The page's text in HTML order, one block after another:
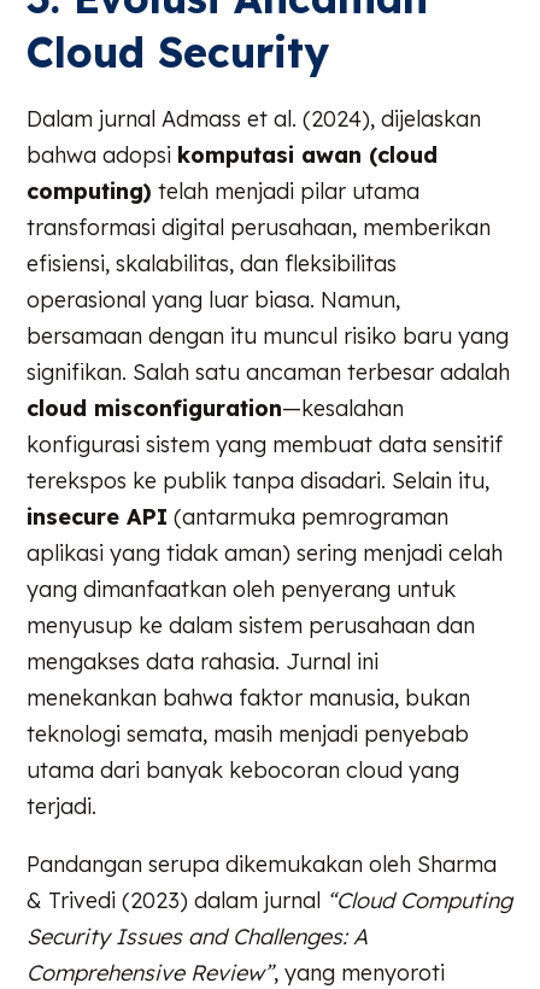
Cloud Security
Dalam jurnal Admass et al. (2024), dijelaskan
bahwa adopsi komputasi awan (cloud
computing) telah menjadi pilar utama
transformasi digital perusahaan, memberikan
efisiensi, skalabilitas, dan fleksibilitas
operasional yang luar biasa. Namun,
bersamaan dengan itu muncul risiko baru yang
signifikan. Salah satu ancaman terbesar adalah
cloud misconfiguration—kesalahan
konfigurasi sistem yang membuat data sensitif
terekspos ke publik tanpa disadari. Selain itu,
insecure API (antarmuka pemrograman
aplikasi yang tidak aman) sering menjadi celah
yang dimanfaatkan oleh penyerang untuk
menyusup ke dalam sistem perusahaan dan
mengakses data rahasia. Jurnal ini
menekankan bahwa faktor manusia, bukan
teknologi semata, masih menjadi penyebab
utama dari banyak kebocoran cloud yang
terjadi.
Pandangan serupa dikemukakan oleh Sharma
& Trivedi (2023) dalam jurnal “Cloud Computing
Security Issues and Challenges: A
Comprehensive Review”, yang menyoroti